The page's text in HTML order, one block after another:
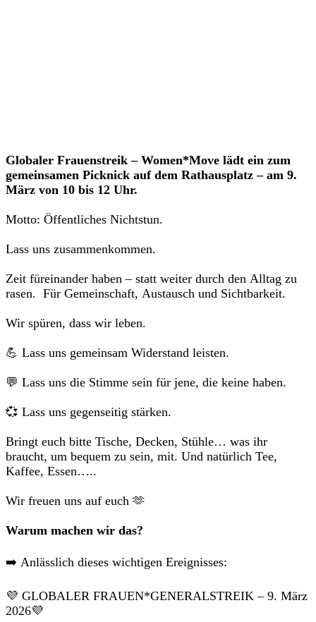
Globaler Frauenstreik – Women*Move lädt ein zum
gemeinsamen Picknick auf dem Rathausplatz – am 9.
März von 10 bis 12 Uhr.
Motto: Öffentliches Nichtstun.
Lass uns zusammenkommen.
Zeit füreinander haben – statt weiter durch den Alltag zu
rasen. Für Gemeinschaft, Austausch und Sichtbarkeit.
Wir spüren, dass wir leben.
💪 Lass uns gemeinsam Widerstand leisten.
💬 Lass uns die Stimme sein für jene, die keine haben.
💞 Lass uns gegenseitig stärken.
Bringt euch bitte Tische, Decken, Stühle… was ihr
braucht, um bequem zu sein, mit. Und natürlich Tee,
Kaffee, Essen…..
Wir freuen uns auf euch 🫶
Warum machen wir das?
➡️ Anlässlich dieses wichtigen Ereignisses:
💜 GLOBALER FRAUEN*GENERALSTREIK – 9. März
2026💜